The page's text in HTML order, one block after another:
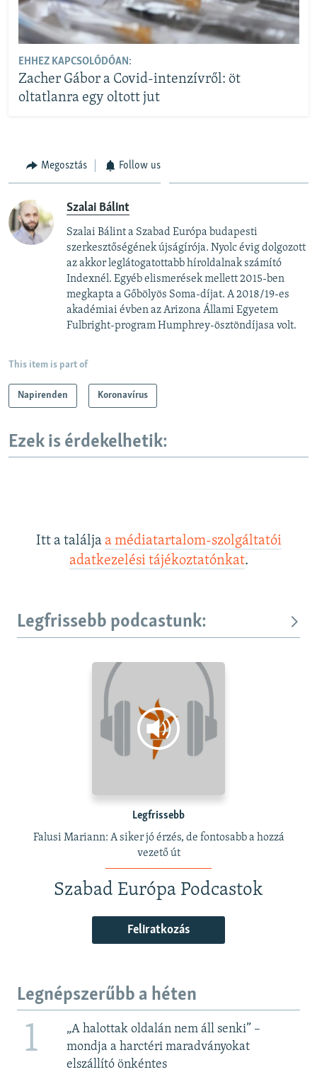
EHHEZ KAPCSOLÓDÓAN:
Zacher Gábor a Covid-intenzívről: öt
oltatlanra egy oltott jut
Megosztás Follow us
Szalai Bálint
Szalai Bálint a Szabad Európa budapesti
szerkesztőségének újságírója. Nyolc évig dolgozott
az akkor leglátogatottabb híroldalnak számító
Indexnél. Egyéb elismerések mellett 2015-ben
megkapta a Gőbölyös Soma-díjat. A 2018/19-es
akadémiai évben az Arizona Állami Egyetem
Fulbright-program Humphrey-ösztöndíjasa volt.
This item is part of
Napirenden Koronavírus
Ezek is érdekelhetik:
Itt a találja a médiatartalom-szolgáltatói
adatkezelési tájékoztatónkat.
Legfrissebb podcastunk:
Legfrissebb
Falusi Mariann: A siker jó érzés, de fontosabb a hozzá
vezető út
Szabad Európa Podcastok
Feliratkozás
Legnépszerűbb a héten
1
„A halottak oldalán nem áll senki” –
mondja a harctéri maradványokat
elszállító önkéntes